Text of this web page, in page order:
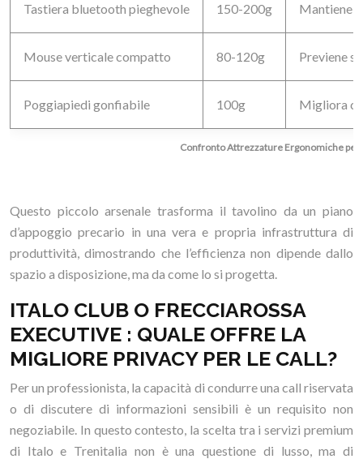
Confronto Attrezzature Ergonomiche per
Tastiera bluetooth pieghevole 150-200g Mantiene
Mouse verticale compatto 80-120g Previene
Poggiapiedi gonfiabile 100g Migliora
Questo piccolo arsenale trasforma il tavolino da un piano
d’appoggio precario in una vera e propria infrastruttura di
produttività, dimostrando che l’efficienza non dipende dallo
spazio a disposizione, ma da come lo si progetta.
ITALO CLUB O FRECCIAROSSA
EXECUTIVE : QUALE OFFRE LA
MIGLIORE PRIVACY PER LE CALL?
Per un professionista, la capacità di condurre una call riservata
o di discutere di informazioni sensibili è un requisito non
negoziabile. In questo contesto, la scelta tra i servizi premium
di Italo e Trenitalia non è una questione di lusso, ma di